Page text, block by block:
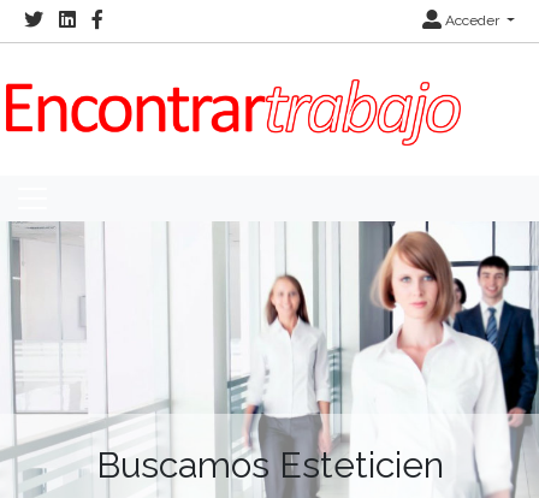
Acceder
Buscamos Esteticien